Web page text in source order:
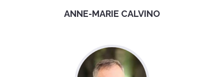
ANNE-MARIE CALVINO